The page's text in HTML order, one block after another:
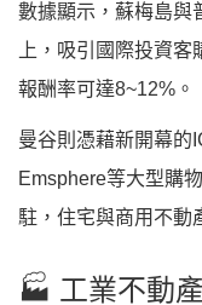
數據顯示，蘇梅島與
上，吸引國際投資
報酬率可達8~12%。
曼谷則憑藉新開幕的
Emsphere等大型購
駐，住宅與商用不動
🏭 工業不動